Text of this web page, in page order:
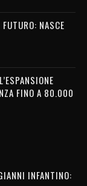
NASCE
FINO A 80.000
INFANTINO: